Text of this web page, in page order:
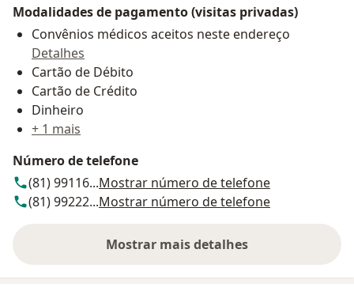
Modalidades de pagamento (visitas privadas)
Convênios médicos aceitos neste endereço
Detalhes
Cartão de Débito
Cartão de Crédito
Dinheiro
+ 1 mais
Número de telefone
(81) 99116...Mostrar número de telefone
(81) 99222...Mostrar número de telefone
Mostrar mais detalhes
sobre o endereço